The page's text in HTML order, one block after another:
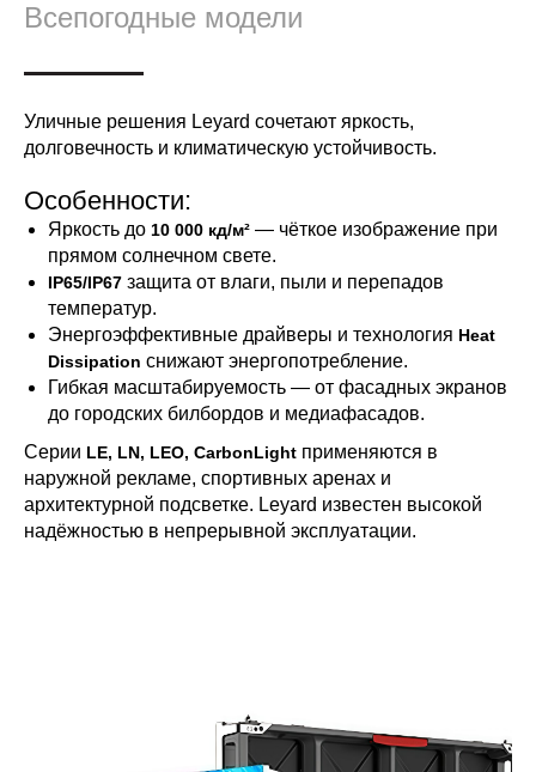
Всепогодные модели
Уличные решения Leyard сочетают яркость,
долговечность и климатическую устойчивость.
Особенности:
Яркость до 10 000 кд/м² — чёткое изображение при
прямом солнечном свете.
IP65/IP67 защита от влаги, пыли и перепадов
температур.
Энергоэффективные драйверы и технология Heat
Dissipation снижают энергопотребление.
Гибкая масштабируемость — от фасадных экранов
до городских билбордов и медиафасадов.
Серии LE, LN, LEO, CarbonLight применяются в
наружной рекламе, спортивных аренах и
архитектурной подсветке. Leyard известен высокой
надёжностью в непрерывной эксплуатации.